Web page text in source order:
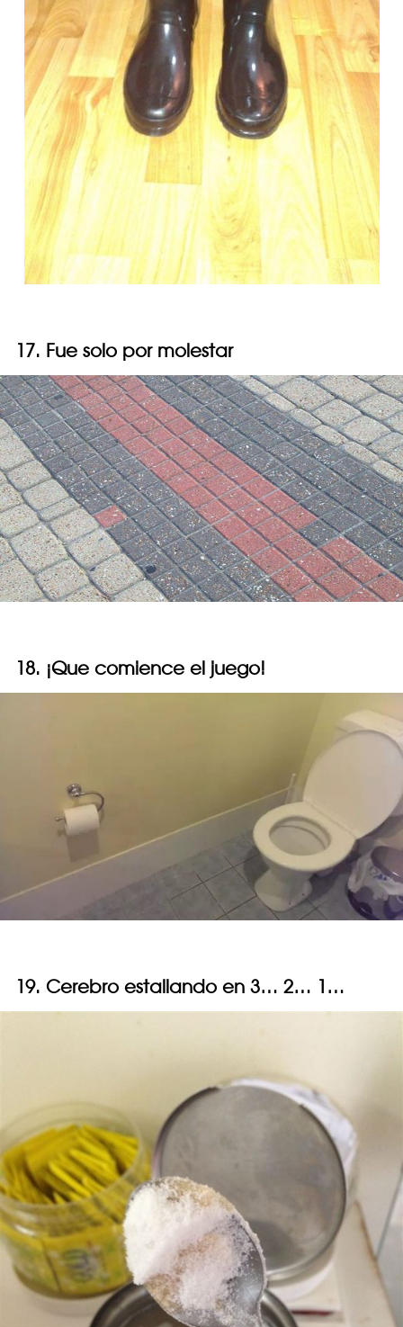
17. Fue solo por molestar
18. ¡Que comience el juego!
19. Cerebro estallando en 3… 2… 1…